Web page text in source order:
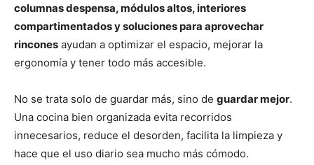
columnas despensa, módulos altos, interiores
compartimentados y soluciones para aprovechar
rincones ayudan a optimizar el espacio, mejorar la
ergonomía y tener todo más accesible.
No se trata solo de guardar más, sino de guardar mejor.
Una cocina bien organizada evita recorridos
innecesarios, reduce el desorden, facilita la limpieza y
hace que el uso diario sea mucho más cómodo.